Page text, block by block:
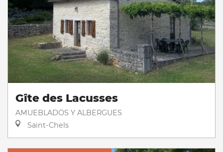
Gîte des Lacusses
AMUEBLADOS Y ALBERGUES
Saint-Chels